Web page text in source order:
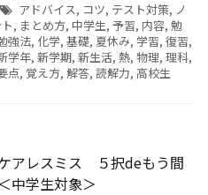
アドバイス, コツ, テスト対策, ノ
, まとめ方, 中学生, 予習, 内容, 勉
強法, 化学, 基礎, 夏休み, 学習, 復習,
学年, 新学期, 新生活, 熱, 物理, 理科,
点, 覚え方, 解答, 読解力, 高校生
アレスミス ５択deもう間
中学生対象＞